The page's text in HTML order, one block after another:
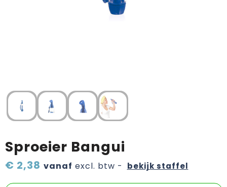
Wijn, bier en proeverij
Zomerpakketten
Sproeier Bangui
€ 2,38 vanaf excl. btw - bekijk staffel